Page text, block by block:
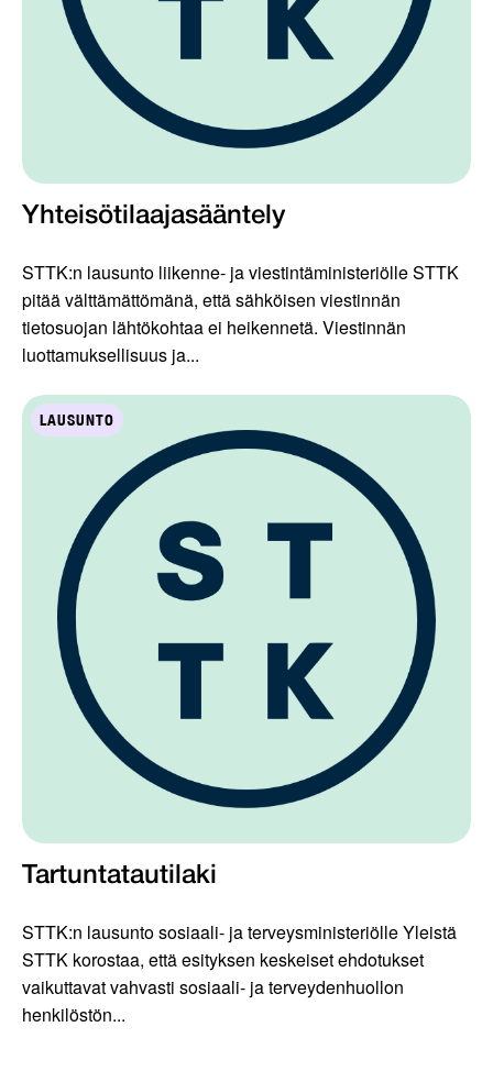
Yhteisötilaajasääntely
STTK:n lausunto liikenne- ja viestintäministeriölle STTK
pitää välttämättömänä, että sähköisen viestinnän
tietosuojan lähtökohtaa ei heikennetä. Viestinnän
luottamuksellisuus ja...
LAUSUNTO
Tartuntatautilaki
STTK:n lausunto sosiaali- ja terveysministeriölle Yleistä
STTK korostaa, että esityksen keskeiset ehdotukset
vaikuttavat vahvasti sosiaali- ja terveydenhuollon
henkilöstön...